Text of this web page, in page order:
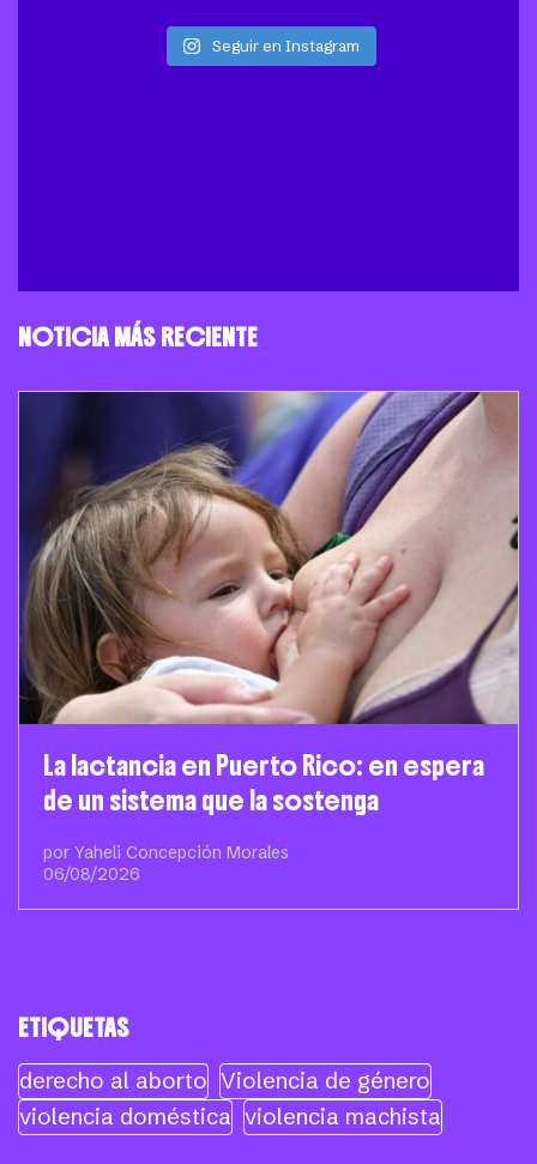
Seguir en Instagram
NOTICIA MÁS RECIENTE
La lactancia en Puerto Rico: en espera
de un sistema que la sostenga
por Yaheli Concepción Morales
06/08/2026
ETIQUETAS
derecho al aborto Violencia de género
violencia doméstica violencia machista